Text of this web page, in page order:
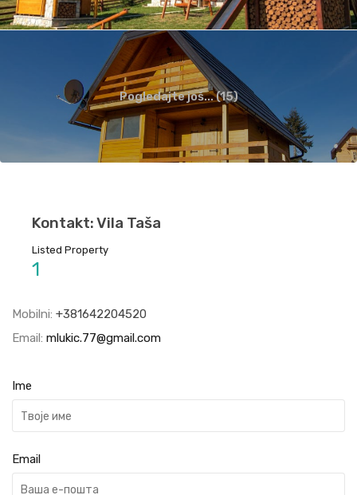
Pogledajte još... (15)
Kontakt: Vila Taša
Listed Property
1
Mobilni: +381642204520
Email: mlukic.77@gmail.com
Ime
Email